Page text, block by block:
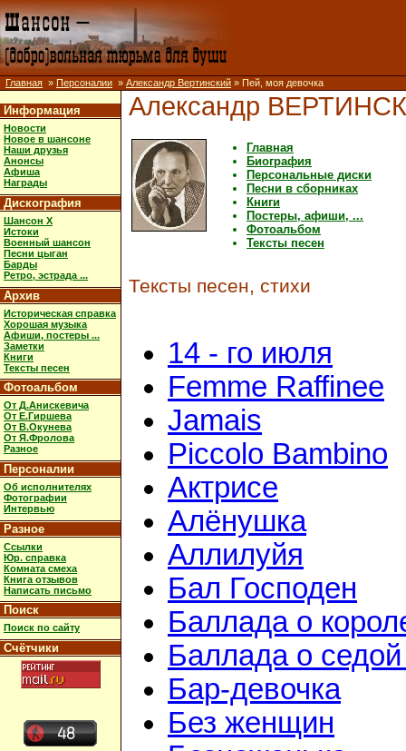
Главная » Персоналии » Александр Вертинский » Пей, моя девочка
Информация
Новости
Новое в шансоне
Наши друзья
Анонсы
Афиша
Награды
Дискография
Шансон X
Истоки
Военный шансон
Песни цыган
Барды
Ретро, эстрада ...
Архив
Историческая справка
Хорошая музыка
Афиши, постеры ...
Заметки
Книги
Тексты песен
Фотоальбом
От Д.Анискевича
От Е.Гиршева
От В.Окунева
От Я.Фролова
Разное
Персоналии
Об исполнителях
Фотографии
Интервью
Разное
Ссылки
Юр. справка
Комната смеха
Книга отзывов
Написать письмо
Поиск
Поиск по сайту
Счётчики
Александр
Главная
Биография
Персональные диски
Песни в сборниках
Книги
Постеры, афиши, ...
Фотоальбом
Тексты песен
Тексты песен, стихи
14 - го июля
Femme Raffinee
Jamais
Piccolo Bambino
Актрисе
Алёнушка
Аллилуйя
Бал Господен
Баллада о
Баллада о
Бар-девочка
Без женщин